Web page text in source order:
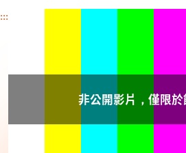
:::